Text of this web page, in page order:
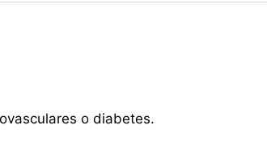
o diabetes.